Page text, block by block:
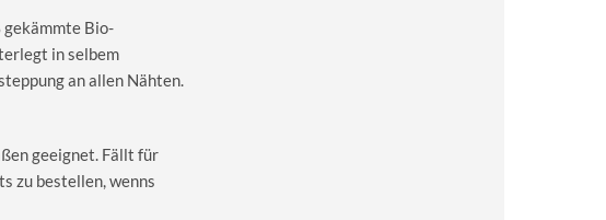
gekämmte Bio-
in selbem
an allen Nähten.
geeignet. Fällt für
zu bestellen, wenns